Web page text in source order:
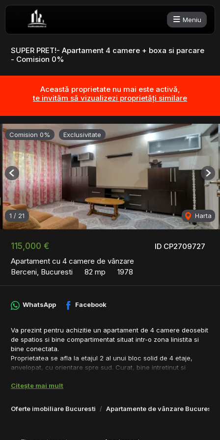
Meniu
SUPER PRET!- Apartament 4 camere + boxa si parcare
- Comision 0%
Această proprietate nu mai este activă,
te invităm să vizualizezi proprietăți similare
ID CP2709727
115,000 €
Apartament cu 4 camere de vânzare
Berceni, Bucuresti
82 mp 1978
Comision 0% Exclusivitate
1 / 21 Harta
Previous
Oferte imobiliare Bucuresti Apartamente de vânzare Bucuresti
WhatsApp Facebook
Va prezint pentru achizitie un apartament de 4 camere deosebit
de spatios si bine compartimentat situat intr-o zona linistita si
bine conectata.
Proprietatea se afla la etajul 2 al unui bloc solid de 4 etaje,
anvelopat, cu orientare spre sud. Curat, bine intretinut si
Zona este una sigura, foarte linistita, fiind ferita de zgomotul
rapid in multe zone importante ale orasului.
Apartamentul este de mijloc astfel fiind foarte eficient din punct
Citește mai mult